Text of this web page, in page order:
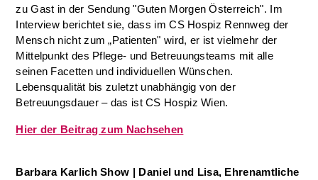
zu Gast in der Sendung "Guten Morgen Österreich". Im
Interview berichtet sie, dass im CS Hospiz Rennweg der
Mensch nicht zum „Patienten" wird, er ist vielmehr der
Mittelpunkt des Pflege- und Betreuungsteams mit alle
seinen Facetten und individuellen Wünschen.
Lebensqualität bis zuletzt unabhängig von der
Betreuungsdauer – das ist CS Hospiz Wien.
Hier der Beitrag zum Nachsehen
Barbara Karlich Show | Daniel und Lisa, Ehrenamtliche